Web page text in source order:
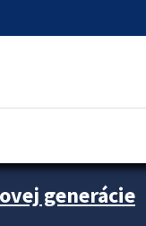
generácie